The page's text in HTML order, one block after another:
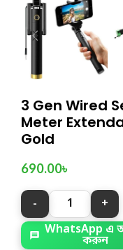
3 Gen Wired
Meter
Gold
690.00৳
WhatsApp এ
করুন